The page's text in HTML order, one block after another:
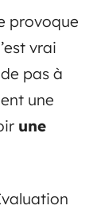
provoque
vrai
pas à
une
une